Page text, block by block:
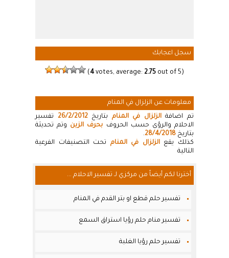
سجل اعجابك
(4votes, average: 2.75 out of 5)
معلومات عن الزلزال في المنام
تم اضافةالزلزال في المنام بتاريخ26/2/2012 تفسير
الاحلام والرؤى حسب الحروف بحرف الزين وتم تحديثة
بتاريخ 28/4/2018
.
كذلك يقعالزلزال في المنام تحت التصنيفات الفرعية
التالية
أخترنا لكم أيضاً من مركزي لـ تفسير الاحلام ...
تفسير حلم قطع او بتر القدم في المنام
تفسير منام حلم رؤيا استراق السمع
تفسير حلم رؤيا الغلبة